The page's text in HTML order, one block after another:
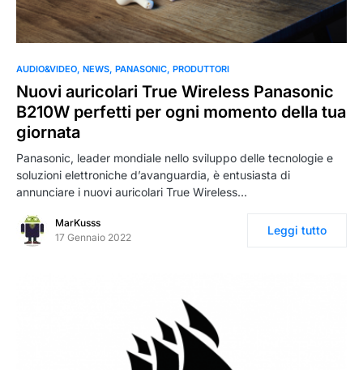
AUDIO&VIDEO NEWS PANASONIC PRODUTTORI
Nuovi auricolari True Wireless Panasonic
B210W perfetti per ogni momento della tua
giornata
Panasonic, leader mondiale nello sviluppo delle tecnologie e
soluzioni elettroniche d’avanguardia, è entusiasta di
annunciare i nuovi auricolari True Wireless…
MarKusss
17 Gennaio 2022
Leggi tutto